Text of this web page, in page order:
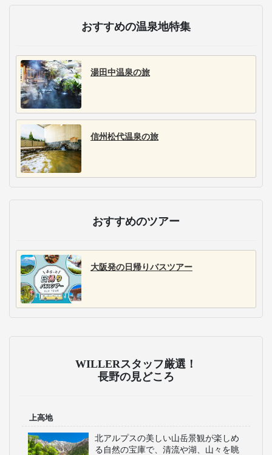
おすすめの温泉地特集
湯田中温泉の旅
信州松代温泉の旅
おすすめのツアー
大阪発の日帰りバスツアー
WILLERスタッフ厳選！
長野の見どころ
上高地
北アルプスの美しい山岳景観が楽しめ
る自然の宝庫で、清流や湖、山々を眺